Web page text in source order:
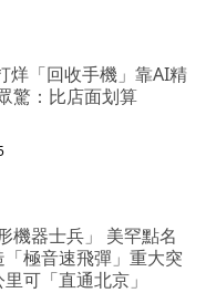
烊「回收手機」靠AI精
：比店面划算
機器士兵」 美罕點名
極音速飛彈」重大突
可「直通北京」